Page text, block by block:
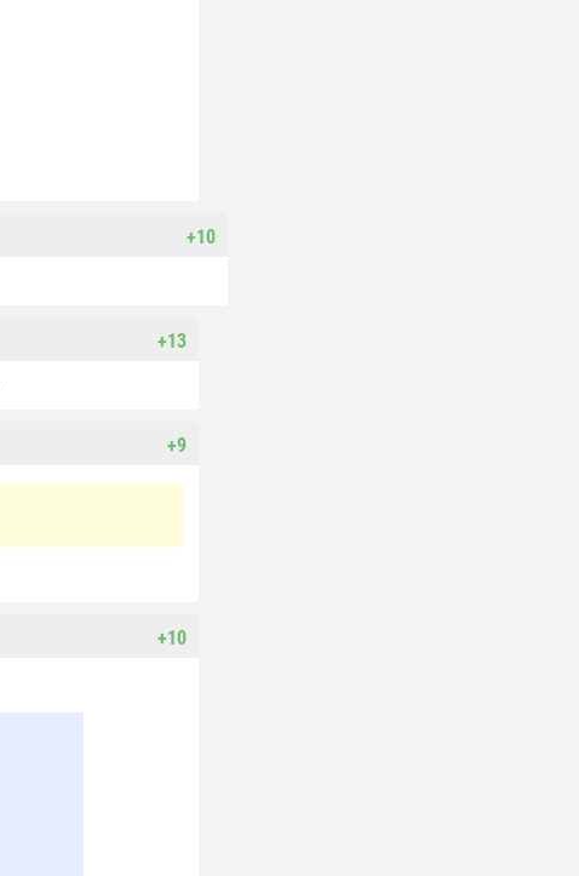
+10
+13
+9
+10